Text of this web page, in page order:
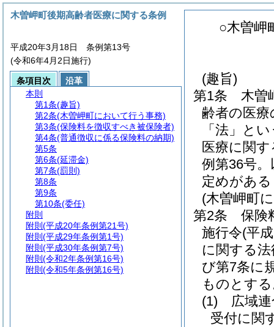
○木曽岬
(趣旨)
第1条
木曽
齢者の医
「法」と
医療に関
例第36号
定めがあ
(木曽岬町
第2条
保険
施行令(平
に関する
び第7条に
ものとす
(1)
広域
受付に関
木曽岬町後期高齢者医療に関する条例
平成20年3月18日 条例第13号
(令和6年4月2日施行)
条項目次
沿革
本則
第1条(趣旨)
第2条(木曽岬町において行う事務)
第3条(保険料を徴収すべき被保険者)
第4条(普通徴収に係る保険料の納期)
第5条
第6条(延滞金)
第7条(罰則)
第8条
第9条
第10条(委任)
附則
附則 (平成20年条例第21号)
附則 (平成29年条例第1号)
附則 (平成30年条例第7号)
附則 (令和2年条例第16号)
附則 (令和5年条例第16号)